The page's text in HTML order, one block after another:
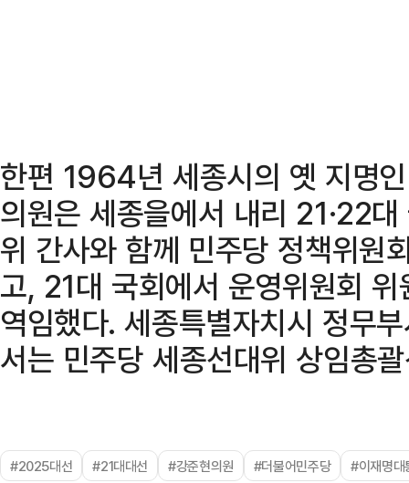
한편 1964년 세종시의 옛 지명
의원은 세종을에서 내리 21·22
위 간사와 함께 민주당 정책위원
고, 21대 국회에서 운영위원회 위
역임했다. 세종특별자치시 정무
서는 민주당 세종선대위 상임총
#2025대선 #21대대선 #강준현의원 #더불어민주당 #이재명대